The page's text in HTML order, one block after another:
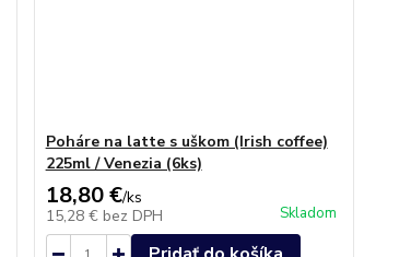
Poháre na latte s uškom (Irish coffee)
225ml / Venezia (6ks)
18,80 €/ks
15,28 € bez DPH Skladom